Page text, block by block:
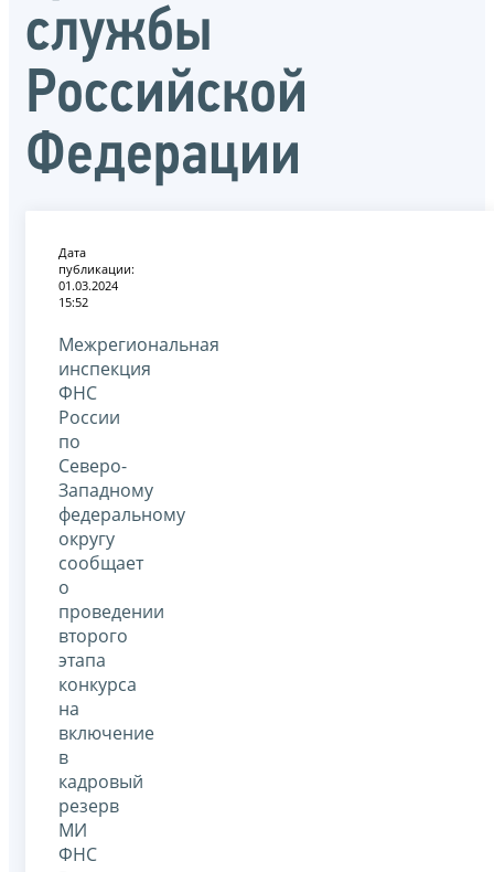
службы
Российской
Федерации
Дата
публикации:
01.03.2024
15:52
Межрегиональная
инспекция
ФНС
России
по
Северо-
Западному
федеральному
округу
сообщает
о
проведении
второго
этапа
конкурса
на
включение
в
кадровый
резерв
МИ
ФНС